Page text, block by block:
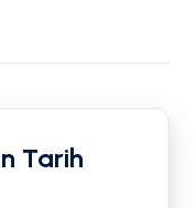
Tarih